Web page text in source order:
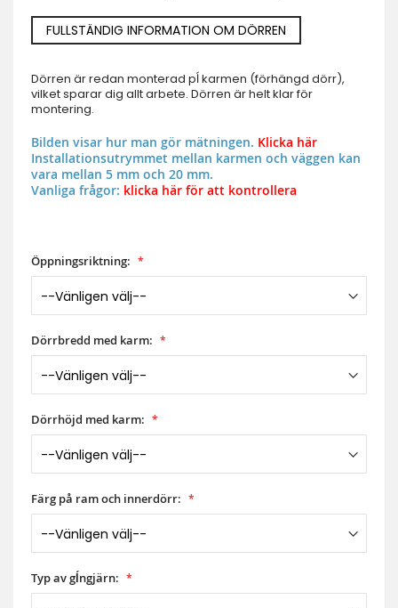
FULLSTÄNDIG INFORMATION OM DÖRREN
Dörren är redan monterad pĺ karmen (förhängd dörr),
vilket sparar dig allt arbete. Dörren är helt klar för
montering.
Bilden visar hur man gör mätningen. Klicka här
Installationsutrymmet mellan karmen och väggen kan
vara mellan 5 mm och 20 mm.
Vanliga frågor: klicka här för att kontrollera
Öppningsriktning:
Dörrbredd med karm:
Dörrhöjd med karm:
Färg på ram och innerdörr:
Typ av gĺngjärn: